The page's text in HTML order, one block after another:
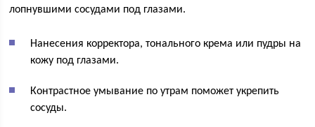
лопнувшими сосудами под глазами.
Нанесения корректора, тонального крема или пудры на
кожу под глазами.
Контрастное умывание по утрам поможет укрепить
сосуды.